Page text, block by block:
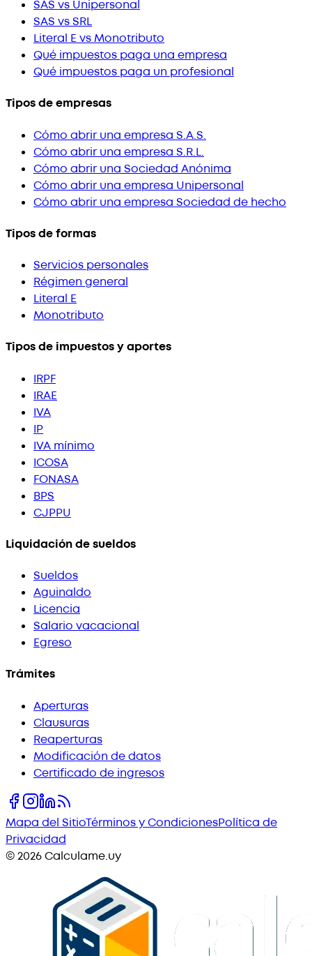
SAS vs Unipersonal
SAS vs SRL
Literal E vs Monotributo
Qué impuestos paga una empresa
Qué impuestos paga un profesional
Tipos de empresas
Cómo abrir una empresa S.A.S.
Cómo abrir una empresa S.R.L.
Cómo abrir una Sociedad Anónima
Cómo abrir una empresa Unipersonal
Cómo abrir una empresa Sociedad de hecho
Tipos de formas
Servicios personales
Régimen general
Literal E
Monotributo
Tipos de impuestos y aportes
IRPF
IRAE
IVA
IP
IVA mínimo
ICOSA
FONASA
BPS
CJPPU
Liquidación de sueldos
Sueldos
Aguinaldo
Licencia
Salario vacacional
Egreso
Trámites
Aperturas
Clausuras
Reaperturas
Modificación de datos
Certificado de ingresos
Mapa del SitioTérminos y CondicionesPolítica de
Privacidad
©2026Calculame.uy